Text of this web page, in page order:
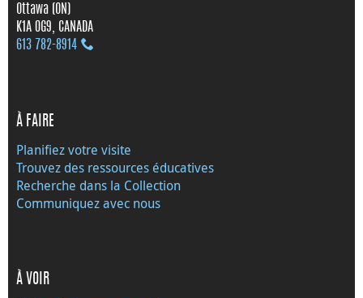
Ottawa (ON)
K1A 0G9, CANADA
613 782‑8914
À FAIRE
Planifiez votre visite
Trouvez des ressources éducatives
Recherche dans la Collection
Communiquez avec nous
À VOIR